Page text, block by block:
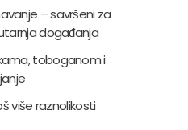
– savršeni za
događanja
toboganom i
više raznolikosti